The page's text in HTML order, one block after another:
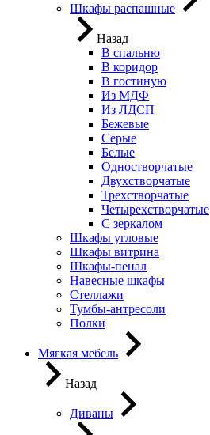
Шкафы распашные
Назад
В спальню
В коридор
В гостиную
Из МДФ
Из ЛДСП
Бежевые
Серые
Белые
Одностворчатые
Двухстворчатые
Трехстворчатые
Четырехстворчатые
С зеркалом
Шкафы угловые
Шкафы витрина
Шкафы-пенал
Навесные шкафы
Стеллажи
Тумбы-антресоли
Полки
Мягкая мебель
Назад
Диваны